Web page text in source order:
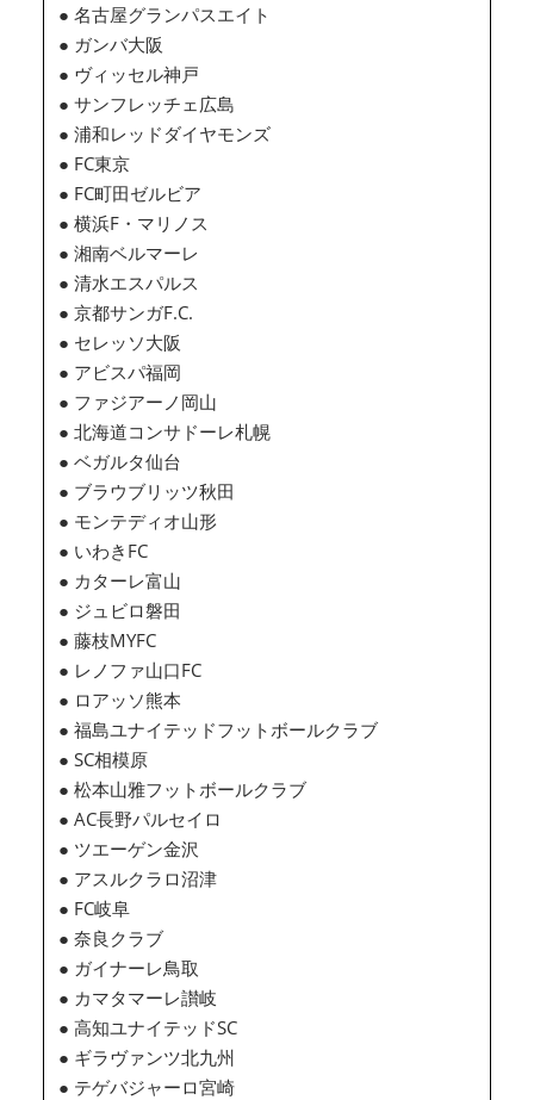
● 名古屋グランパスエイト
● ガンバ大阪
● ヴィッセル神戸
● サンフレッチェ広島
● 浦和レッドダイヤモンズ
● FC東京
● FC町田ゼルビア
● 横浜F・マリノス
● 湘南ベルマーレ
● 清水エスパルス
● 京都サンガF.C.
● セレッソ大阪
● アビスパ福岡
● ファジアーノ岡山
● 北海道コンサドーレ札幌
● ベガルタ仙台
● ブラウブリッツ秋田
● モンテディオ山形
● いわきFC
● カターレ富山
● ジュビロ磐田
● 藤枝MYFC
● レノファ山口FC
● ロアッソ熊本
● 福島ユナイテッドフットボールクラブ
● SC相模原
● 松本山雅フットボールクラブ
● AC長野パルセイロ
● ツエーゲン金沢
● アスルクラロ沼津
● FC岐阜
● 奈良クラブ
● ガイナーレ鳥取
● カマタマーレ讃岐
● 高知ユナイテッドSC
● ギラヴァンツ北九州
● テゲバジャーロ宮崎